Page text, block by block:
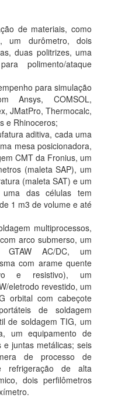
de materiais, como
um durômetro, dois
duas politrizes, uma
polimento/ataque
para simulação
Ansys, COMSOL,
JMatPro, Thermocalc,
e Rhinoceros;
aditiva, cada uma
mesa posicionadora,
CMT da Fronius, um
(maleta SAP), um
(maleta SAT) e um
das células tem
1 m3 de volume e até
multiprocessos,
arco submerso, um
GTAW AC/DC, um
com arame quente
e resistivo), um
eletrodo revestido, um
orbital com cabeçote
de soldagem
de soldagem TIG, um
um equipamento de
juntas metálicas; seis
de processo de
refrigeração de alta
dois perfilômetros